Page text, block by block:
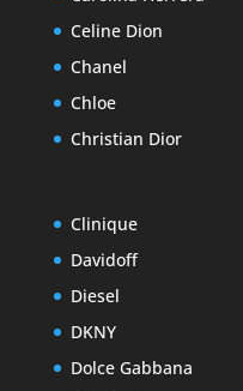
Celine Dion
Chanel
Chloe
Christian Dior
Clinique
Davidoff
Diesel
DKNY
Dolce Gabbana